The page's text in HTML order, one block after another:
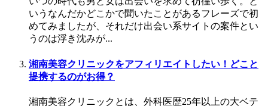
いうなんだかどこかで聞いたことがあるフレーズで初
めてみましたが、それだけ出会い系サイトの案件とい
うのは浮き沈みが...
湘南美容クリニックをアフィリエイトしたい！どこと
提携するのがお得？
湘南美容クリニックとは、外科医歴25年以上の大ベテ